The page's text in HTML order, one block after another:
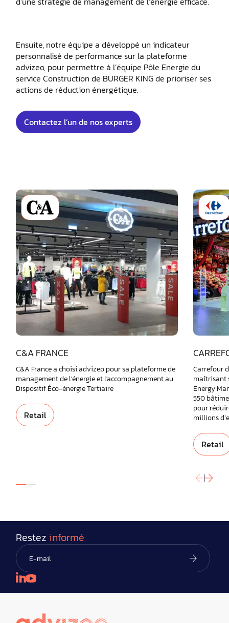
Ensuite, notre équipe a développé un indicateur
personnalisé de performance sur la plateforme
advizeo, pour permettre à l’équipe Pôle Energie du
service Construction de BURGER KING de prioriser ses
actions de réduction énergétique.
Contactez l’un de nos experts
C&A FRANCE
C&A France a choisi advizeo pour sa plateforme de
management de l'énergie et l'accompagnement au
Dispositif Éco-énergie Tertiaire
Retail
Carrefour
maîtrisant
Energy
550
pour
millions
Retail
Restez informé